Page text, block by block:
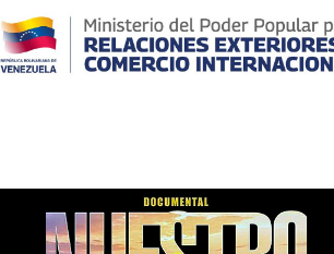
Colaboraciones de nuestro